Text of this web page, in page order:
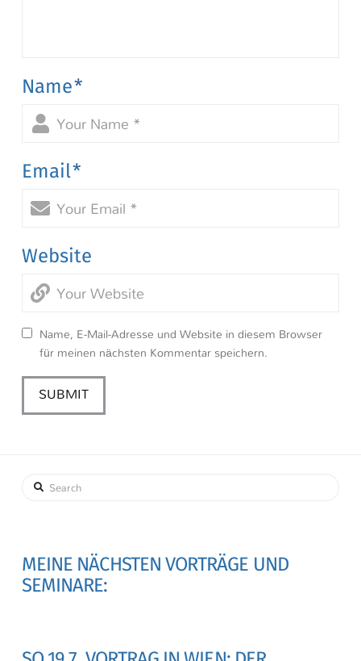
Name*
Email*
Website
Name, E-Mail-Adresse und Website in diesem Browser
für meinen nächsten Kommentar speichern.
Search
MEINE NÄCHSTEN VORTRÄGE UND
SEMINARE: